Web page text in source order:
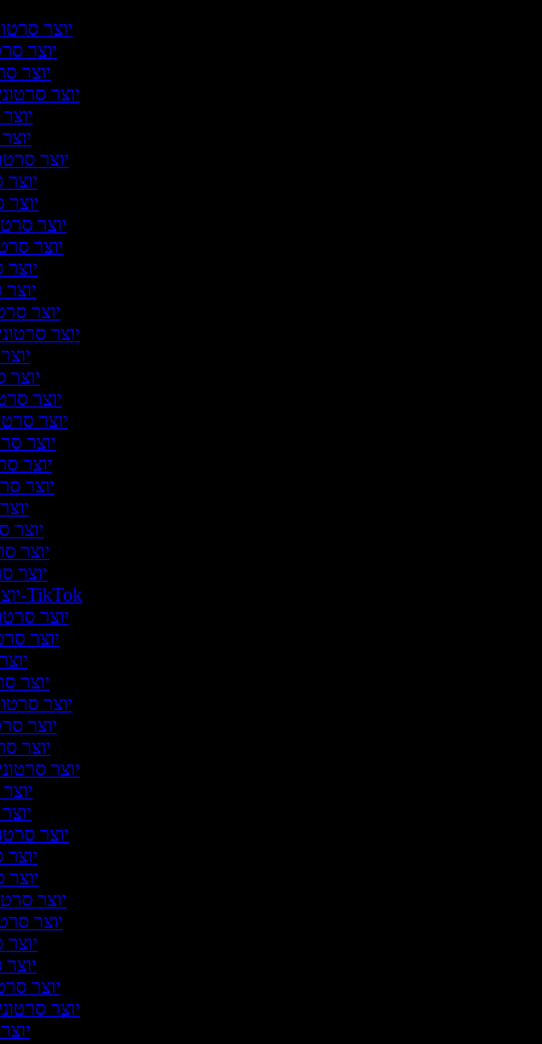
יוצר
יוצר
יוצר
יוצר
יוצר
יוצר
יוצר
יוצר
יוצר
יוצר
יוצר
יוצר
יוצר
יוצר
יוצר
יוצר
יוצר
יוצר
יוצר
יוצר
יוצר
יוצר
יוצר סרטונים ל-TikTok
יוצר
יוצר
יוצר
יוצר
יוצר
יוצר
יוצר
יוצר
יוצר
יוצר
יוצר
יוצר
יוצר
יוצר
יוצר
יוצר